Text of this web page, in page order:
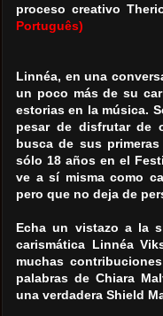
proceso creativo
Português)
Linnéa, en una
un poco más de su
estorias en la música.
pesar de disfrutar de
busca de sus
sólo 18 años en el
ve a sí misma como
pero que no deja de
Echa un vistazo a la
carismática Linnéa
muchas
palabras de Chiara
una verdadera Shield